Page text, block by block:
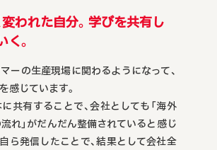
われた自分。学びを共有し
。
ーの生産現場に関わるようになって、
感じています。
共有することで、会社としても「海外
流れ」がだんだん整備されていると感じ
ら発信したことで、結果として会社全